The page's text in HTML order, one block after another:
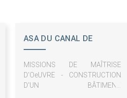
ASA DU CANAL DE
TROPEZ
MISSIONS DE MAÎTRISE
D'OeUVRE - CONSTRUCTION
D'UN BÂTIMENT